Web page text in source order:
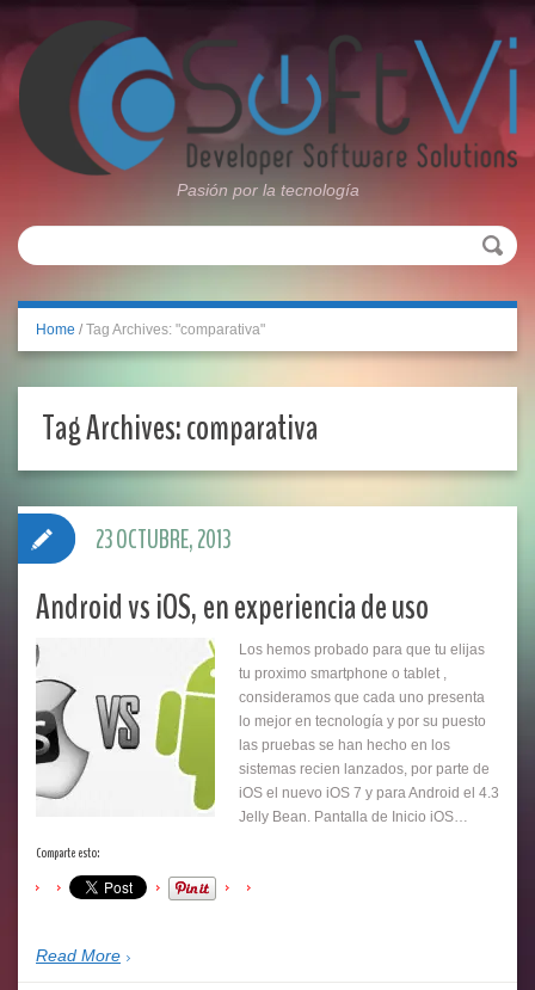
Pasión por la tecnología
Home / Tag Archives: "comparativa"
Tag Archives:comparativa
Android vs iOS, en experiencia de uso
Los hemos probado para que tu elijas
tu proximo smartphone o tablet ,
consideramos que cada uno presenta
lo mejor en tecnología y por su puesto
las pruebas se han hecho en los
sistemas recien lanzados, por parte de
iOS el nuevo iOS 7 y para Android el 4.3
Jelly Bean. Pantalla de Inicio iOS…
Comparte esto:
Read More
23 OCTUBRE, 2013